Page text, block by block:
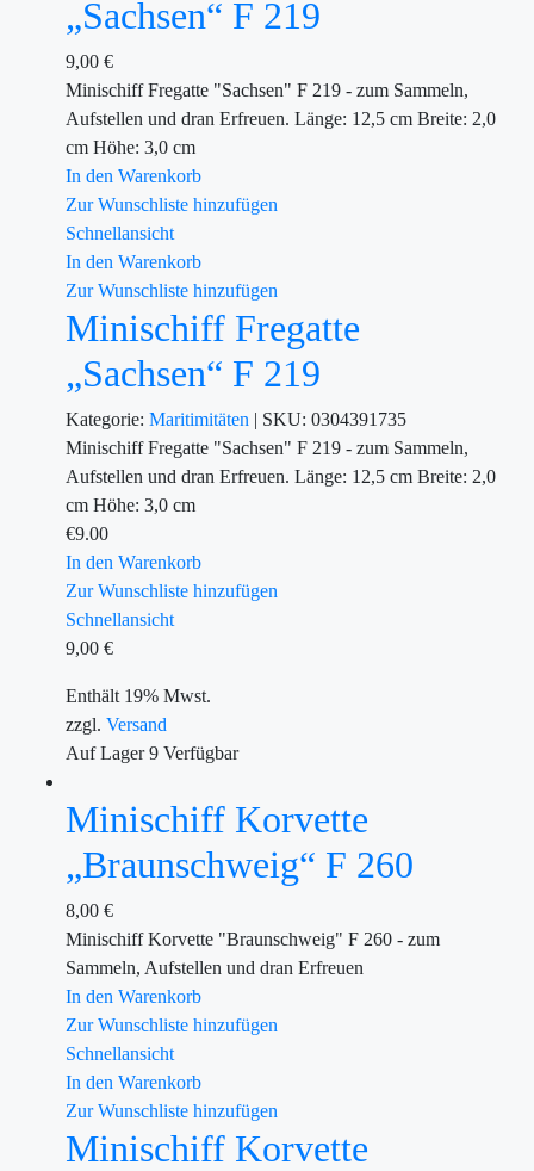
„Sachsen“ F 219
9,00 €
Minischiff Fregatte "Sachsen" F 219 - zum Sammeln,
Aufstellen und dran Erfreuen. Länge: 12,5 cm Breite: 2,0
cm Höhe: 3,0 cm
In den Warenkorb
Zur Wunschliste hinzufügen
Schnellansicht
In den Warenkorb
Zur Wunschliste hinzufügen
Minischiff Fregatte
„Sachsen“ F 219
Kategorie: Maritimitäten | SKU: 0304391735
Minischiff Fregatte "Sachsen" F 219 - zum Sammeln,
Aufstellen und dran Erfreuen. Länge: 12,5 cm Breite: 2,0
cm Höhe: 3,0 cm
€9.00
In den Warenkorb
Zur Wunschliste hinzufügen
Schnellansicht
9,00 €
Enthält 19% Mwst.
zzgl. Versand
Auf Lager9 Verfügbar
Minischiff Korvette
„Braunschweig“ F 260
8,00 €
Minischiff Korvette "Braunschweig" F 260 - zum
Sammeln, Aufstellen und dran Erfreuen
In den Warenkorb
Zur Wunschliste hinzufügen
Schnellansicht
In den Warenkorb
Zur Wunschliste hinzufügen
Minischiff Korvette